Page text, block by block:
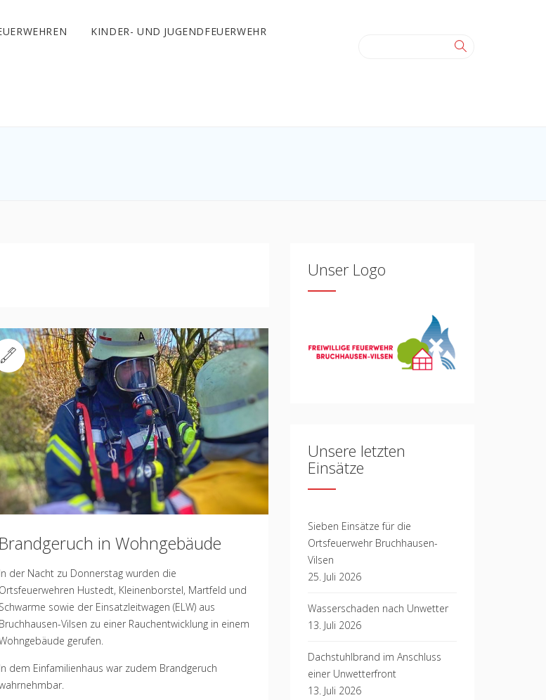
KINDER- UND JUGENDFEUERWEHR
Standard
Brandgeruch in Wohngebäude
In der Nacht zu Donnerstag wurden die
Ortsfeuerwehren Hustedt, Kleinenborstel, Martfeld und
Schwarme sowie der Einsatzleitwagen (ELW) aus
Bruchhausen-Vilsen zu einer Rauchentwicklung in einem
gerufen.
In dem Einfamilienhaus war zudem Brandgeruch
Unser Logo
Unsere letzten
Einsätze
Sieben Einsätze für die
Ortsfeuerwehr Bruchhausen-
Vilsen
25. Juli 2026
Wasserschaden nach Unwetter
13. Juli 2026
Dachstuhlbrand im Anschluss
einer Unwetterfront
13. Juli 2026